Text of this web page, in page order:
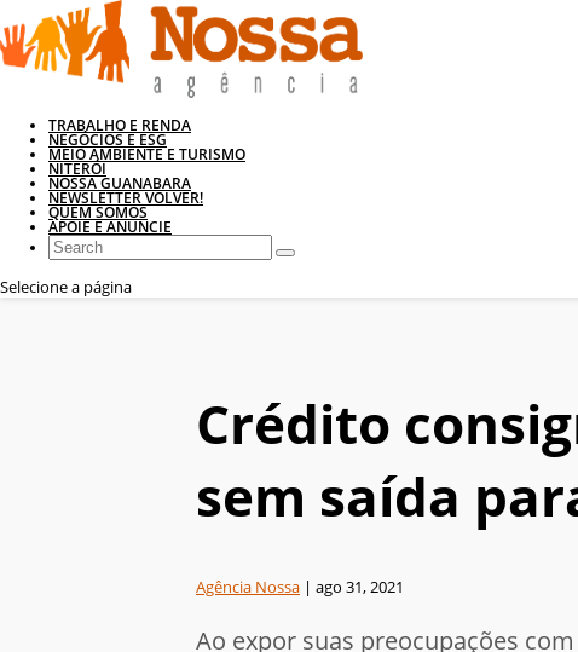
TRABALHO E RENDA
NEGÓCIOS E ESG
MEIO AMBIENTE E TURISMO
NITERÓI
NOSSA GUANABARA
NEWSLETTER VOLVER!
QUEM SOMOS
APOIE E ANUNCIE
Selecione a página
Crédito
sem saída
Agência Nossa | ago 31, 2021
Ao expor suas preocupações